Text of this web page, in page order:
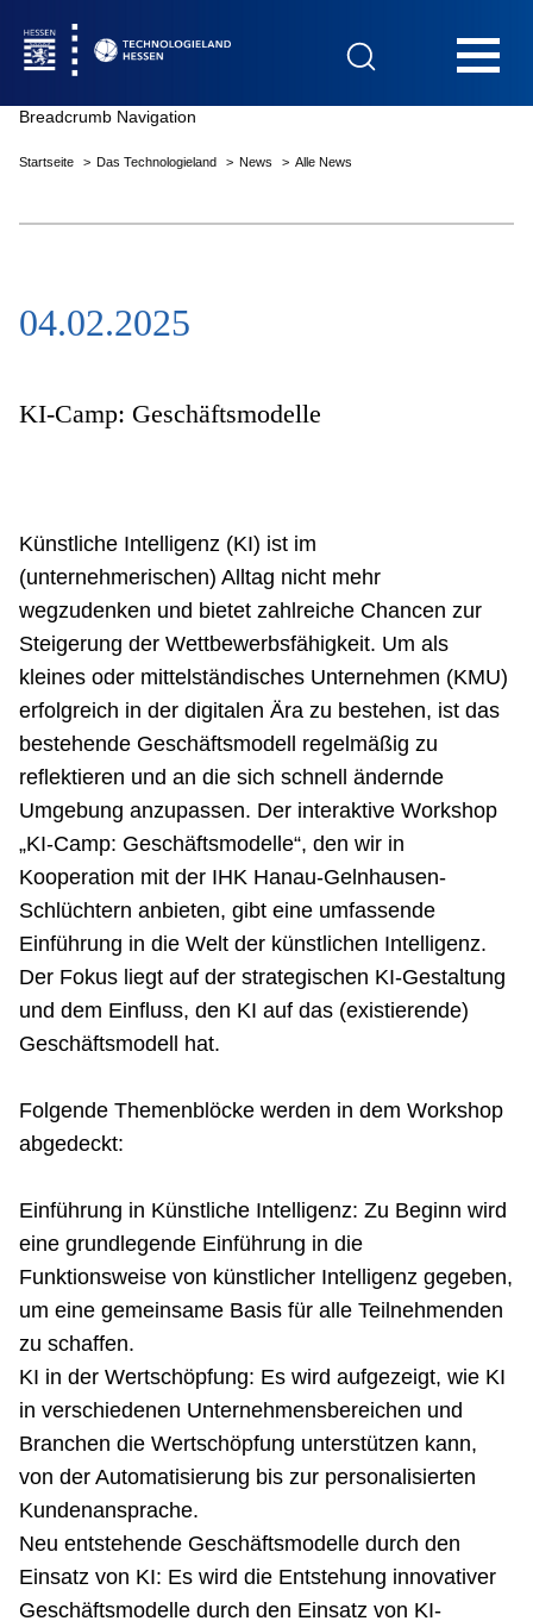
Das Technologieland
Innovationsfelder
Netzwerke
Breadcrumb Navigation
Startseite Das Technologieland News Alle News
04.02.2025
KI-Camp: Geschäftsmodelle
Künstliche Intelligenz (KI) ist im
(unternehmerischen) Alltag nicht mehr
wegzudenken und bietet zahlreiche Chancen zur
Steigerung der Wettbewerbsfähigkeit. Um als
kleines oder mittelständisches Unternehmen (KMU)
erfolgreich in der digitalen Ära zu bestehen, ist das
bestehende Geschäftsmodell regelmäßig zu
reflektieren und an die sich schnell ändernde
Umgebung anzupassen. Der interaktive Workshop
„KI-Camp: Geschäftsmodelle“, den wir in
Kooperation mit der IHK Hanau-Gelnhausen-
Schlüchtern anbieten, gibt eine umfassende
Einführung in die Welt der künstlichen Intelligenz.
Der Fokus liegt auf der strategischen KI-Gestaltung
und dem Einfluss, den KI auf das (existierende)
Geschäftsmodell hat.
Folgende Themenblöcke werden in dem Workshop
abgedeckt:
Einführung in Künstliche Intelligenz: Zu Beginn wird
eine grundlegende Einführung in die
Funktionsweise von künstlicher Intelligenz gegeben,
um eine gemeinsame Basis für alle Teilnehmenden
zu schaffen.
KI in der Wertschöpfung: Es wird aufgezeigt, wie KI
in verschiedenen Unternehmensbereichen und
Branchen die Wertschöpfung unterstützen kann,
von der Automatisierung bis zur personalisierten
Kundenansprache.
Neu entstehende Geschäftsmodelle durch den
Einsatz von KI: Es wird die Entstehung innovativer
Geschäftsmodelle durch den Einsatz von KI-